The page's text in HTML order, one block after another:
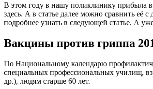
В этом году в нашу поликлинику прибыла
здесь. А в статье далее можно сравнить
подробнее узнать в следующей статье. А
Вакцины против гриппа
По Национальному календарю
специальных профессиональных училищ,
др.), людям старше 60 лет.